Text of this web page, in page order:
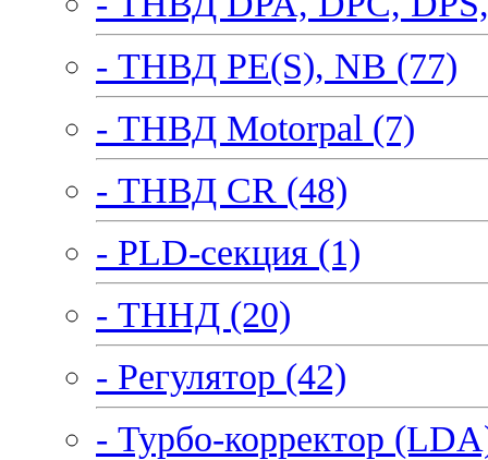
- ТНВД PE(S), NB (77)
- ТНВД Motorpal (7)
- ТНВД CR (48)
- PLD-секция (1)
- ТННД (20)
- Регулятор (42)
- Турбо-корректор